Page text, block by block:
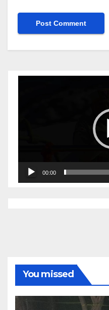
00:00
You missed